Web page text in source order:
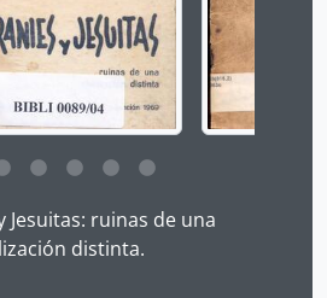
Jesuitas: ruinas de una
distinta.